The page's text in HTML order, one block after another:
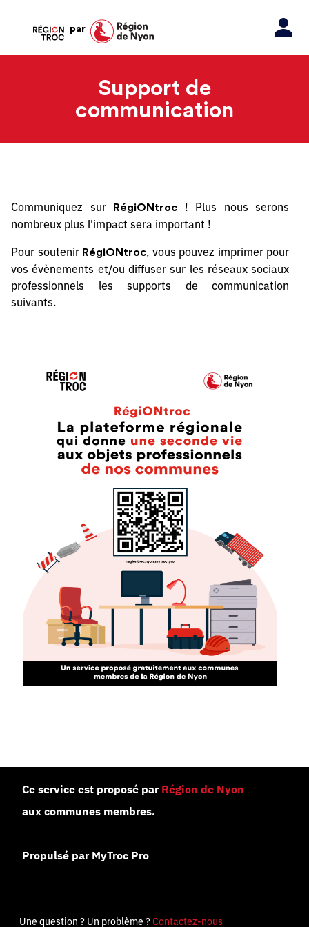
par
Support de
communication
Communiquez sur RégiONtroc
! Plus nous serons
nombreux plus l'impact sera important !
Pour soutenir RégiONtroc, vous pouvez imprimer pour
vos évènements et/ou diffuser sur les réseaux sociaux
professionnels les supports de communication
suivants.
Ce service est proposé par Région de Nyon
aux communes membres.
Propulsé par MyTroc Pro
Une question ? Un problème ?Contactez-nous